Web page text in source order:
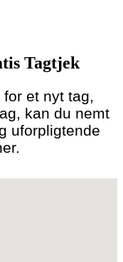
Tagtjek
et nyt tag,
kan du nemt
uforpligtende